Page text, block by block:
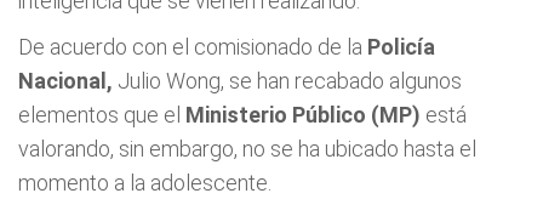
De acuerdo con el comisionado de la Policía
Nacional, Julio Wong, se han recabado algunos
elementos que el Ministerio Público (MP) está
valorando, sin embargo, no se ha ubicado hasta el
momento a la adolescente.